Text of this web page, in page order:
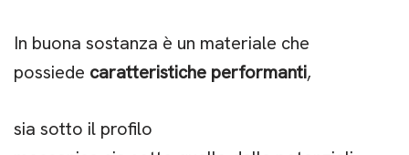
In buona sostanza è un materiale che
possiede caratteristiche performanti,
sia sotto il profilo